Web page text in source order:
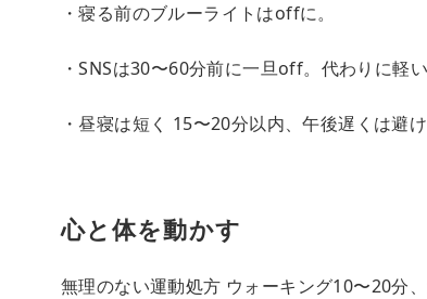
・寝る前のブルーライトはoffに。
・SNSは30〜60分前に一旦off。代わりに軽
・昼寝は短く 15〜20分以内、午後遅くは避け
心と体を動かす
無理のない運動処方 ウォーキング10〜20分